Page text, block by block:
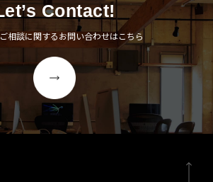
Contact!
相談に関するお問い合わせはこちら